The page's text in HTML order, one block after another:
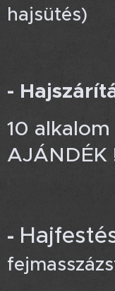
hajsütés)
-
10 alkalom
AJÁNDÉK
-